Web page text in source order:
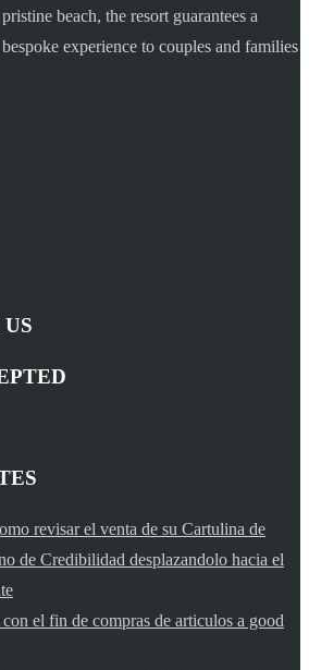
beach, the resort guarantees a
experience to couples and families
revisar el venta de su Cartulina de
de Credibilidad desplazandolo hacia el
el fin de compras de articulos a good